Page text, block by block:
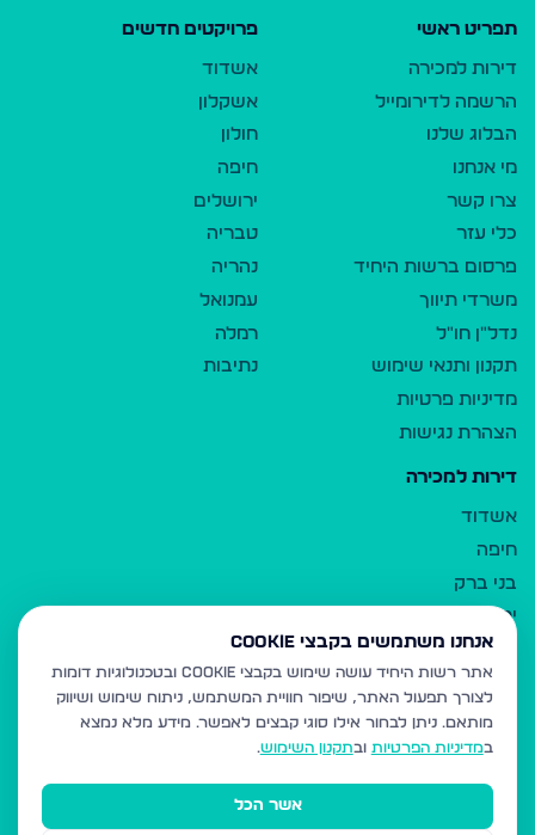
תפריט ראשי
דירות למכירה
הרשמה לדירומייל
הבלוג שלנו
מי אנחנו
צרו קשר
כלי עזר
פרסום ברשות היחיד
משרדי תיווך
נדל"ן חו"ל
תקנון ותנאי שימוש
מדיניות פרטיות
הצהרת נגישות
פרויקטים חדשים
אשדוד
אשקלון
חולון
חיפה
ירושלים
טבריה
נהריה
עמנואל
רמלה
נתיבות
דירות למכירה
אשדוד
חיפה
בני ברק
ירושלים
אלעד
גבעת זאב
בית שמש
רכסים
מודיעין עילית
אנחנו משתמשים בקבצי Cookie
אתר רשות היחיד עושה שימוש בקבצי Cookie ובטכנולוגיות דומות
לצורך תפעול האתר, שיפור חוויית המשתמש, ניתוח שימוש ושיווק
מותאם. ניתן לבחור אילו סוגי קבצים לאפשר. מידע מלא נמצא
במדיניות הפרטיות ובתקנון השימוש.
אשר הכל